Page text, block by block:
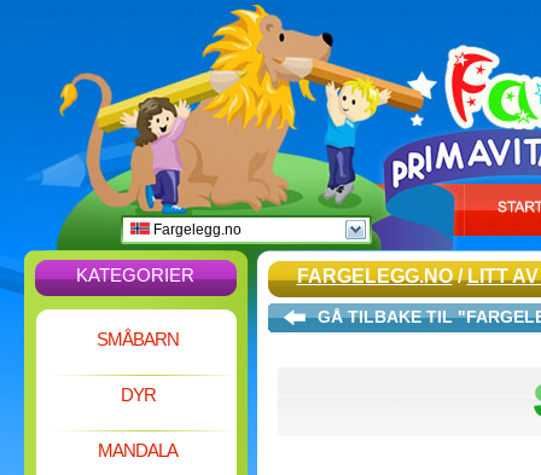
Fargelegg.no
KATEGORIER
SMÅBARN
DYR
MANDALA
FARGELEGG.NO/LITT
GÅ TILBAKE TIL